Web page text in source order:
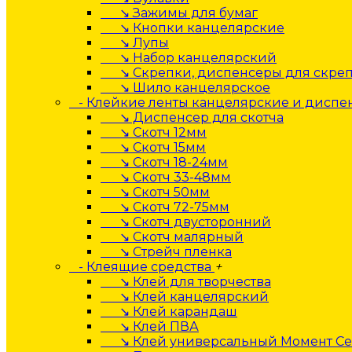
↘ Зажимы для бумаг
↘ Кнопки канцелярские
↘ Лупы
↘ Набор канцелярский
↘ Скрепки, диспенсеры для
↘ Шило канцелярское
- Клейкие ленты канцелярские и
↘ Диспенсер для скотча
↘ Скотч 12мм
↘ Скотч 15мм
↘ Скотч 18-24мм
↘ Скотч 33-48мм
↘ Скотч 50мм
↘ Скотч 72-75мм
↘ Скотч двусторонний
↘ Скотч малярный
↘ Стрейч пленка
- Клеящие средства +
↘ Клей для творчества
↘ Клей канцелярский
↘ Клей карандаш
↘ Клей ПВА
↘ Клей универсальный Момент